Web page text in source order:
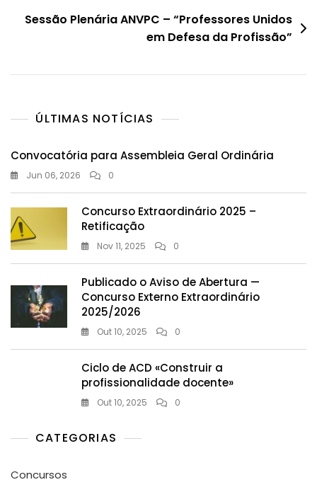
Sessão Plenária ANVPC – “Professores Unidos
em Defesa da Profissão”
ÚLTIMAS NOTÍCIAS
Convocatória para Assembleia Geral Ordinária
Jun 06, 2026 0
Concurso Extraordinário 2025 –
Retificação
Nov 11, 2025 0
Publicado o Aviso de Abertura —
Concurso Externo Extraordinário
2025/2026
Out 10, 2025 0
Ciclo de ACD «Construir a
profissionalidade docente»
Out 10, 2025 0
CATEGORIAS
Concursos